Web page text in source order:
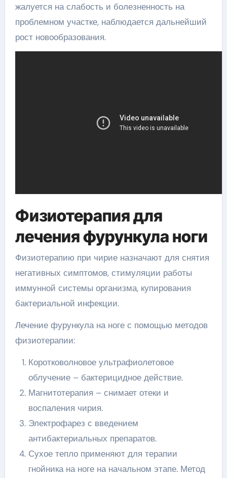
жалуется на слабость и болезненность на
проблемном участке, наблюдается дальнейший
рост новообразования.
Физиотерапия для
лечения фурункула ноги
Физиотерапию при чирие назначают для снятия
негативных симптомов, стимуляции работы
иммунной системы организма, купирования
бактериальной инфекции.
Лечение фурункула на ноге с помощью методов
физиотерапии:
Коротковолновое ультрафиолетовое
облучение – бактерицидное действие.
Магнитотерапия – снимает отеки и
воспаления чирия.
Электрофарез с введением
антибактериальных препаратов.
Сухое тепло применяют для терапии
гнойника на ноге на начальном этапе. Метод